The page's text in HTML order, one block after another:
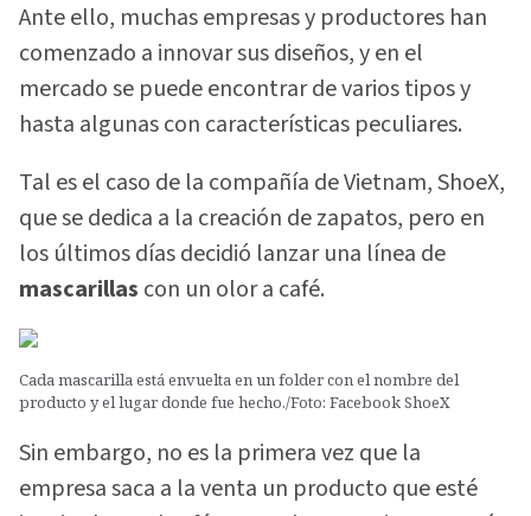
Ante ello, muchas empresas y productores han
comenzado a innovar sus diseños, y en el
mercado se puede encontrar de varios tipos y
hasta algunas con características peculiares.
Tal es el caso de la compañía de Vietnam, ShoeX,
que se dedica a la creación de zapatos, pero en
los últimos días decidió lanzar una línea de
mascarillas con un olor a café.
Cada mascarilla está envuelta en un folder con el nombre del
producto y el lugar donde fue hecho./Foto: Facebook ShoeX
Sin embargo, no es la primera vez que la
empresa saca a la venta un producto que esté